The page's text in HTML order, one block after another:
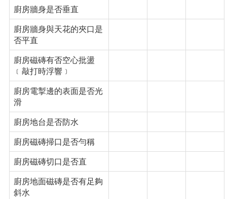
廚房牆身是否垂直
廚房牆身與天花的夾口是
否平直
廚房磁磚有否空心批盪
﹝敲打時浮響﹞
廚房電掣邊的表面是否光
滑
廚房地台是否防水
廚房磁磚掃口是否勻稱
廚房磁磚切口是否直
廚房地面磁磚是否有足夠
斜水